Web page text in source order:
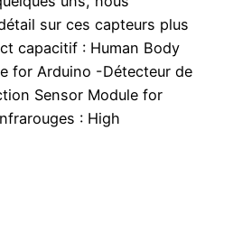
sur ces capteurs plus
capacitif : Human Body
for Arduino -Détecteur de
Sensor Module for
: High